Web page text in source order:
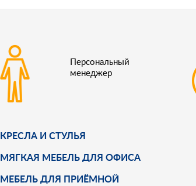
Персональный
менеджер
КРЕСЛА И СТУЛЬЯ
МЯГКАЯ МЕБЕЛЬ ДЛЯ ОФИСА
МЕБЕЛЬ ДЛЯ ПРИЁМНОЙ